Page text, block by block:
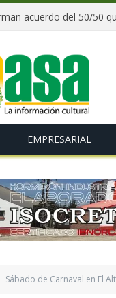
EMPRESARIAL
Sábado de Carnaval en El